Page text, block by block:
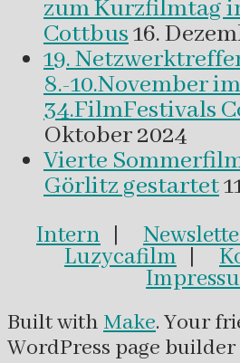
zum Kurzfilmtag
Cottbus16.
19.
8.-10.November
34.FilmFestivals
Oktober 2024
Vierte
Görlitz gestartet
Intern
Luzycafilm
Built with Make. Your
WordPress page